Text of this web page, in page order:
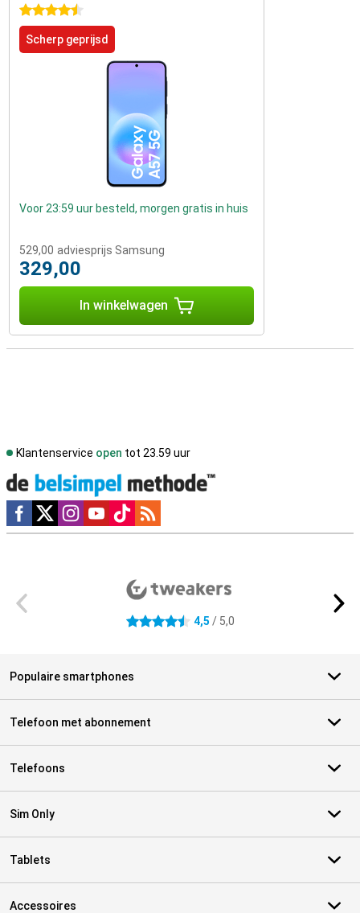
4.5 sterren
Scherp geprijsd
Voor 23:59 uur besteld, morgen gratis in huis
529,00 adviesprijs Samsung
329,00
In winkelwagen
Klantenservice open tot 23.59 uur
Social media
4.5 sterren 4,5 / 5,0
Populaire smartphones
Telefoon met abonnement
Telefoons
Sim Only
Tablets
Accessoires